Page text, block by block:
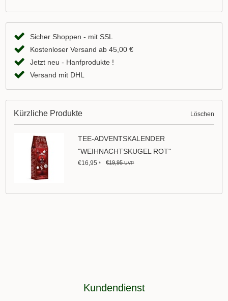
Sicher Shoppen - mit SSL
Kostenloser Versand ab 45,00 €
Jetzt neu - Hanfprodukte !
Versand mit DHL
Kürzliche Produkte Löschen
TEE-ADVENTSKALENDER
"WEIHNACHTSKUGEL ROT"
€16,95* €19,95UVP
Kundendienst